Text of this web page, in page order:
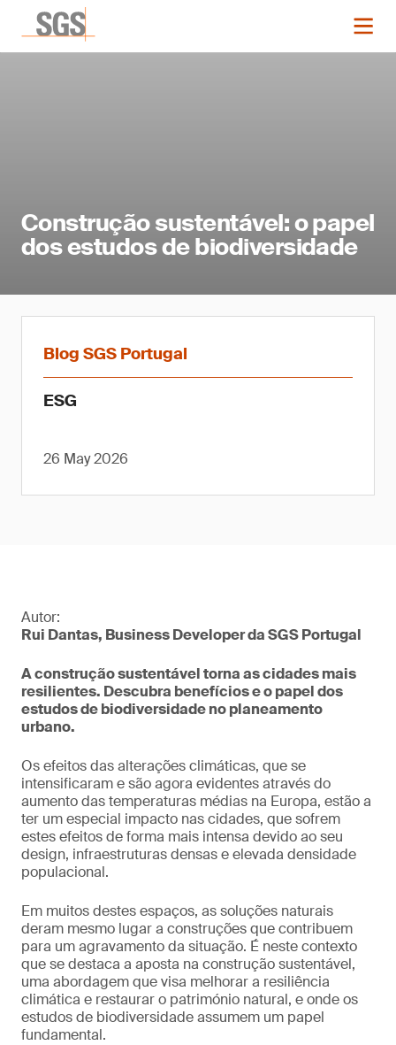
Construção sustentável: o papel
dos estudos de biodiversidade
Blog SGS Portugal
ESG
26 May 2026
Autor:
Rui Dantas, Business Developer da SGS Portugal
A construção sustentável torna as cidades mais
resilientes. Descubra benefícios e o papel dos
estudos de biodiversidade no planeamento
urbano.
Os efeitos das alterações climáticas, que se
intensificaram e são agora evidentes através do
aumento das temperaturas médias na Europa, estão a
ter um especial impacto nas cidades, que sofrem
estes efeitos de forma mais intensa devido ao seu
design, infraestruturas densas e elevada densidade
populacional.
Em muitos destes espaços, as soluções naturais
deram mesmo lugar a construções que contribuem
para um agravamento da situação. É neste contexto
que se destaca a aposta na construção sustentável,
uma abordagem que visa melhorar a resiliência
climática e restaurar o património natural, e onde os
estudos de biodiversidade assumem um papel
fundamental.